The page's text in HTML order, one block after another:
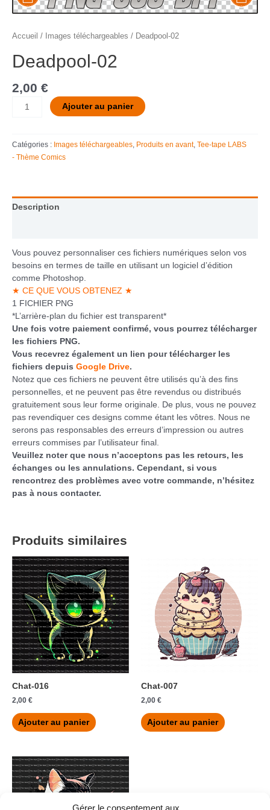
Gérer le consentement aux
Accueil / Images téléchargeables / Deadpool-02
Deadpool-02
2,00 €
Ajouter au panier
Catégories : Images téléchargeables Produits en avant, Tee-tape LABS
- Thème Comics
Description
Vous pouvez personnaliser ces fichiers numériques selon vos
besoins en termes de taille en utilisant un logiciel d’édition
comme Photoshop.
★ CE QUE VOUS OBTENEZ ★
1 FICHIER PNG
*L’arrière-plan du fichier est transparent*
Une fois votre paiement confirmé, vous pourrez télécharger
les fichiers PNG.
Vous recevrez également un lien pour télécharger les
fichiers depuis Google Drive.
Notez que ces fichiers ne peuvent être utilisés qu’à des fins
personnelles, et ne peuvent pas être revendus ou distribués
gratuitement sous leur forme originale. De plus, vous ne pouvez
pas revendiquer ces designs comme étant les vôtres. Nous ne
serons pas responsables des erreurs d’impression ou autres
erreurs commises par l’utilisateur final.
Veuillez noter que nous n’acceptons pas les retours, les
échanges ou les annulations. Cependant, si vous
rencontrez des problèmes avec votre commande, n’hésitez
pas à nous contacter.
Produits similaires
Chat-016
2,00 €
Ajouter au panier
Chat-007
2,00 €
Ajouter au panier